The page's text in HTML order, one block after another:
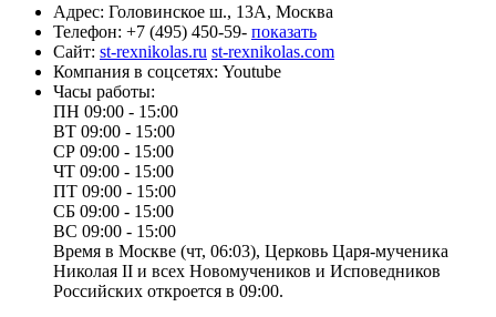
Адрес: Головинское ш., 13А, Москва
Телефон: +7 (495) 450-59- показать
Сайт: st-rexnikolas.ru st-rexnikolas.com
Компания в соцсетях: Youtube
Часы работы:
ПН 09:00 - 15:00
ВТ 09:00 - 15:00
СР 09:00 - 15:00
ЧТ 09:00 - 15:00
ПТ 09:00 - 15:00
СБ 09:00 - 15:00
ВС 09:00 - 15:00
Время в Москве (чт, 06:03), Церковь Царя-мученика
Николая II и всех Новомучеников и Исповедников
Российских откроется в 09:00.